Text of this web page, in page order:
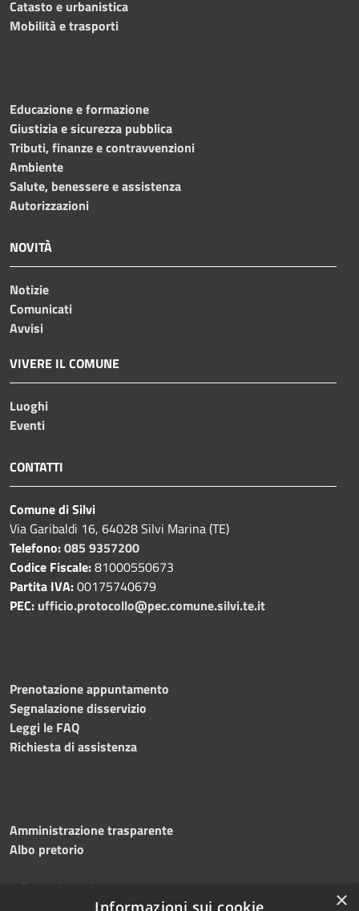
Catasto e urbanistica
Mobilità e trasporti
Educazione e formazione
Giustizia e sicurezza pubblica
Tributi, finanze e contravvenzioni
Ambiente
Salute, benessere e assistenza
Autorizzazioni
NOVITÀ
Notizie
Comunicati
Avvisi
VIVERE IL COMUNE
Luoghi
Eventi
CONTATTI
Comune di Silvi
Via Garibaldi 16, 64028 Silvi Marina (TE)
Telefono:085 9357200
Codice Fiscale:81000550673
Partita IVA:00175740679
PEC: ufficio.protocollo@pec.comune.silvi.te.it
Prenotazione appuntamento
Segnalazione disservizio
Leggi le FAQ
Richiesta di assistenza
Amministrazione trasparente
Albo pretorio
Informativa privacy
×
Informazioni sui cookie